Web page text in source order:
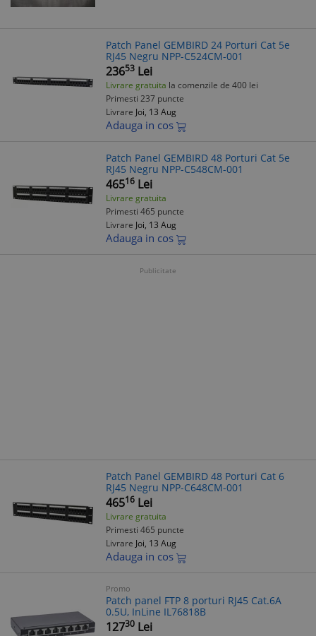
Patch Panel GEMBIRD 24 Porturi Cat 5e
RJ45 Negru NPP-C524CM-001
23653 Lei
Livrare gratuita la comenzile de 400 lei
Primesti 237 puncte
Livrare Joi, 13 Aug
Adauga in cos
Patch Panel GEMBIRD 48 Porturi Cat 5e
RJ45 Negru NPP-C548CM-001
46516 Lei
Livrare gratuita
Primesti 465 puncte
Livrare Joi, 13 Aug
Adauga in cos
Publicitate
Patch Panel GEMBIRD 48 Porturi Cat 6
RJ45 Negru NPP-C648CM-001
46516 Lei
Livrare gratuita
Primesti 465 puncte
Livrare Joi, 13 Aug
Adauga in cos
Promo
Patch panel FTP 8 porturi RJ45 Cat.6A
0.5U, InLine IL76818B
12730 Lei